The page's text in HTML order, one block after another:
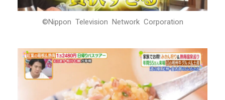
©Nippon Television Network Corporation